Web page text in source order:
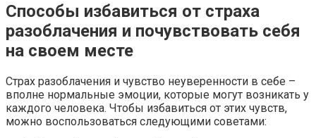
Способы избавиться от страха
разоблачения и почувствовать себя
на своем месте
Страх разоблачения и чувство неуверенности в себе –
вполне нормальные эмоции, которые могут возникать у
каждого человека. Чтобы избавиться от этих чувств,
можно воспользоваться следующими советами: